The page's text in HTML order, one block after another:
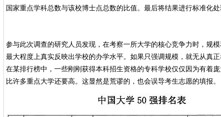
国家重点学科总数与该校博士点总数的比值。最后将结果进行标准化
参与此次调查的研究人员发现，在考察一所大学的核心竞争力时，规
最大程度上真实反映出学校的办学水平。如果只强调规模，就无从真
在某排行榜中，一些刚刚获得本科招生资格的专科学校仅仅因为有着
比许多重点大学还要高。这显然是荒谬的，也会误导考生志愿的填报。